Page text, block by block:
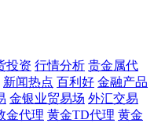
投资 行情分析 贵金属代
新闻热点 百利好 金融产品
金银业贸易场 外汇交易
金代理 黄金TD代理 黄金